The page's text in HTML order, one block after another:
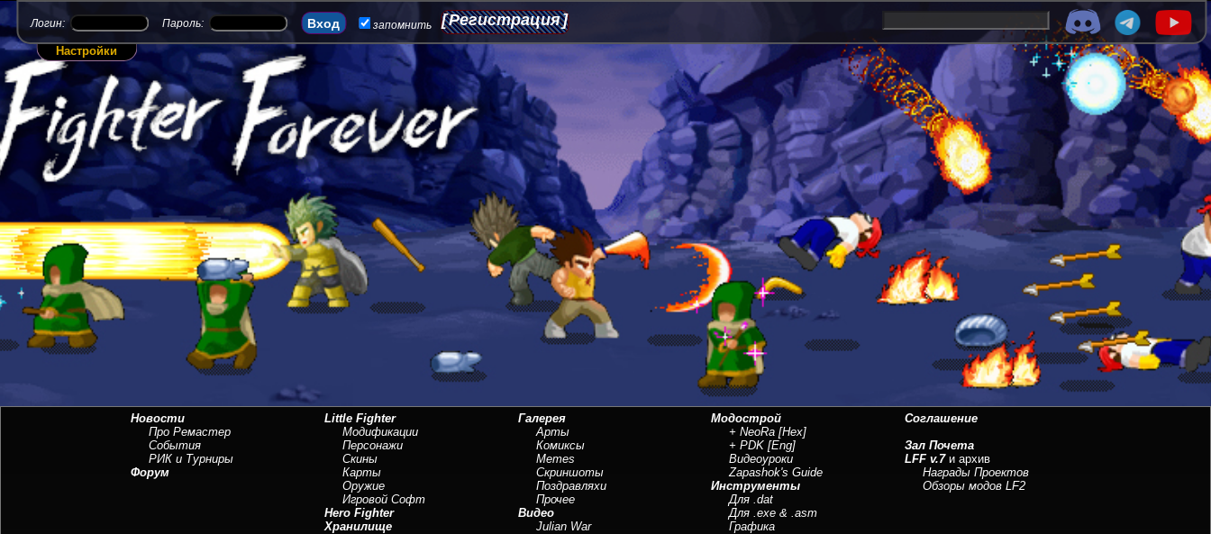
Логин: Пароль: запомнить Регистрация
Настройки
Новости
Про Ремастер
События
РИК и Турниры
Форум
Little Fighter
Модификации
Персонажи
Скины
Карты
Оружие
Игровой Софт
Hero Fighter
Хранилище
Галерея
Арты
Комиксы
Memes
Скриншоты
Поздравляхи
Прочее
Видео
Julian War
Модострой
+ NeoRa [Hex]
+ PDK [Eng]
Видеоуроки
Zapashok's Guide
Инструменты
Для .dat
Для .exe & .asm
Графика
Соглашение
Зал Почета
LFF v.7и архив
Награды Проектов
Обзоры модов LF2